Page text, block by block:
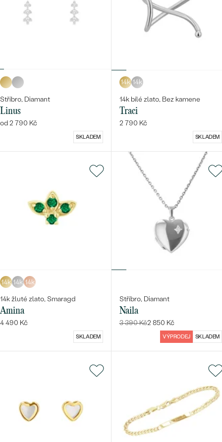
Stříbro, Diamant
Linus
od 2 790 Kč
SKLADEM
14k 14k
14k bílé zlato, Bez kamene
Traci
2 790 Kč
SKLADEM
14k 14k 14k
14k žluté zlato, Smaragd
Amina
4 490 Kč
SKLADEM
Stříbro, Diamant
Naila
3 390 Kč2 850 Kč
VÝPRODEJ SKLADEM